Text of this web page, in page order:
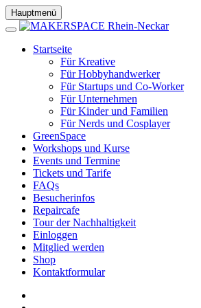
Hauptmenü
Startseite
Für Kreative
Für Hobbyhandwerker
Für Startups und Co-Worker
Für Unternehmen
Für Kinder und Familien
Für Nerds und Cosplayer
GreenSpace
Workshops und Kurse
Events und Termine
Tickets und Tarife
FAQs
Besucherinfos
Repaircafe
Tour der Nachhaltigkeit
Einloggen
Mitglied werden
Shop
Kontaktformular